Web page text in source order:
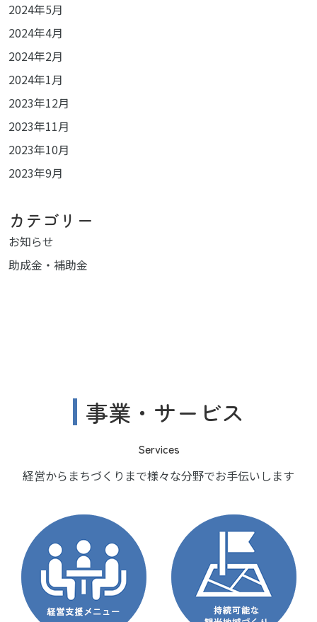
2024年5月
2024年4月
2024年2月
2024年1月
2023年12月
2023年11月
2023年10月
2023年9月
カテゴリー
お知らせ
助成金・補助金
事業・サービス
Services
経営からまちづくりまで様々な分野でお手伝いします